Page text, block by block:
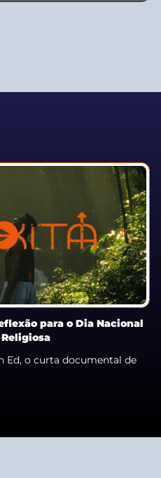
para o Dia Nacional
Ed, o curta documental de